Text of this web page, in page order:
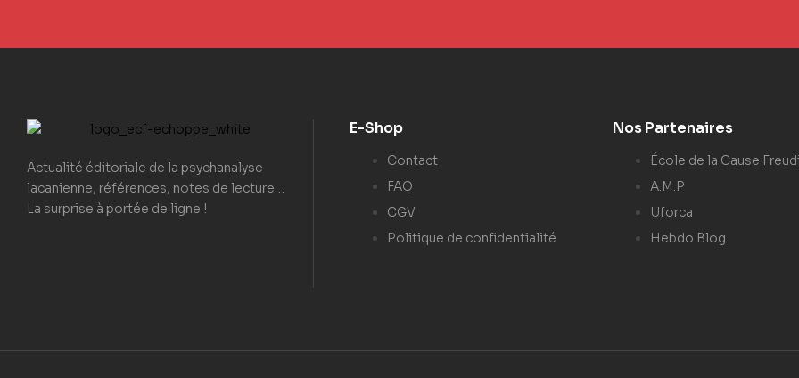
Actualité éditoriale de la psychanalyse
lacanienne, références, notes de lecture…
La surprise à portée de ligne !
E-Shop
Contact
FAQ
CGV
Politique de confidentialité
Nos Partenaires
École de la Cause
A.M.P
Uforca
Hebdo Blog